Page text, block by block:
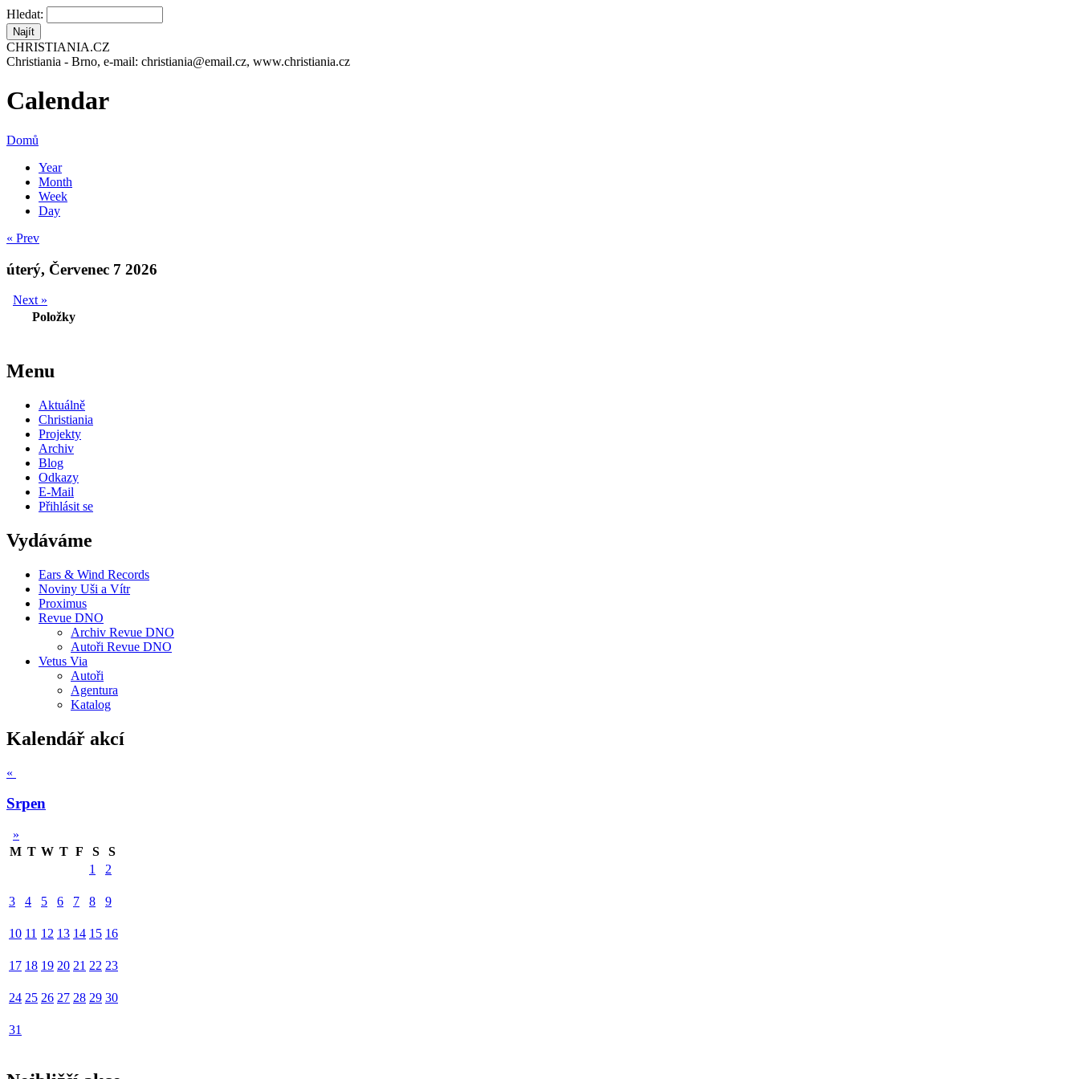
Hledat:
CHRISTIANIA.CZ
Christiania - Brno, e-mail: christiania@email.cz, www.christiania.cz
Calendar
Domů
Year
Month
Week
Day
« Prev
úterý, Červenec 7 2026
Next »
Položky
Menu
Aktuálně
Christiania
Projekty
Archiv
Blog
Odkazy
E-Mail
Přihlásit se
Vydáváme
Ears & Wind Records
Noviny Uši a Vítr
Proximus
Revue DNO
Archiv Revue DNO
Autoři Revue DNO
Vetus Via
Autoři
Agentura
Katalog
Kalendář akcí
«
Srpen
»
M T W T F S
S
1
2
3 4 5 6 7 8 9
10 11 12 13 14 15 16
17 18 19 20 21 22 23
24 25 26 27 28 29 30
31